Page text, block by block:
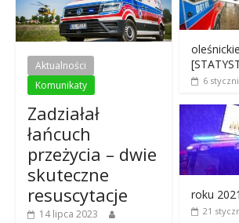
o
w
Aktualności
Komunikaty
Zadziałał
łańcuch
przeżycia – dwie
skuteczne
resuscytacje
14 lipca 2023
6
roku
21